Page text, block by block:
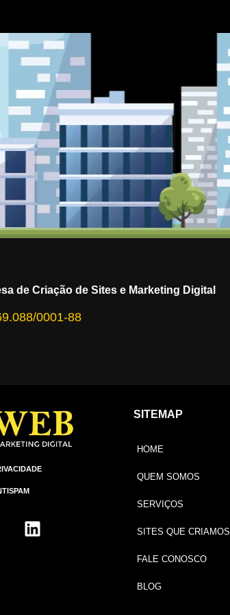
de Criação de Sites e Marketing Digital
0001-88
SITEMAP
HOME
QUEM SOMOS
SERVIÇOS
SITES QUE CRIAMOS
FALE CONOSCO
BLOG